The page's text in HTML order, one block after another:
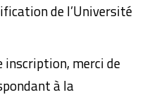
de l’Université
inscription, merci de
à la